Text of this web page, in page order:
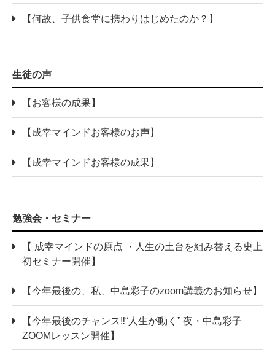
【何故、子供食堂に携わりはじめたのか？】
生徒の声
【お客様の成果】
【成幸マインドお客様のお声】
【成幸マインドお客様の成果】
勉強会・セミナー
【 成幸マインドの原点 ・人生の土台を組み替える史上
初セミナー開催】
【今年最後の、私、中島彩子のzoom講義のお知らせ】
【今年最後のチャンス‼“人生が動く” 夜・中島彩子
ZOOMレッスン開催】